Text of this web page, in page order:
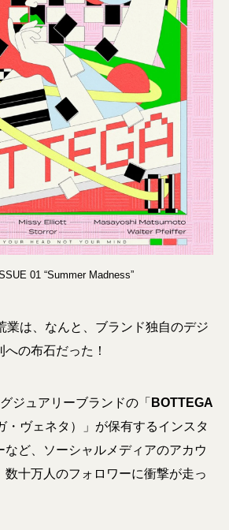
01 “Summer Madness”
業は、なんと、ブランド独自のデジ
の布石だった！
ジュアリーブランドの「 BOTTEGA
・ヴェネタ）」が保有するインスタ
など、ソーシャルメディアのアカウ
数十万人のフォロワーに衝撃が走っ